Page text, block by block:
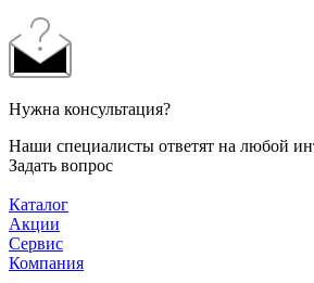
Нужна консультация?
Наши специалисты ответят на любой
Задать вопрос
Каталог
Акции
Сервис
Компания